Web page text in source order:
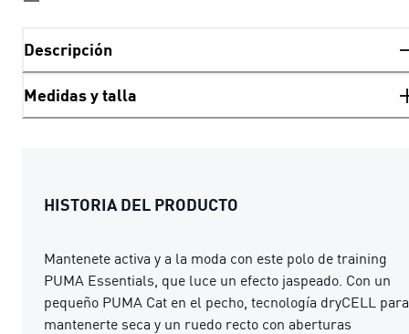
Descripción
Medidas y talla
HISTORIA DEL PRODUCTO
Mantenete activa y a la moda con este polo de training
PUMA Essentials, que luce un efecto jaspeado. Con un
pequeño PUMA Cat en el pecho, tecnología dryCELL para
mantenerte seca y un ruedo recto con aberturas